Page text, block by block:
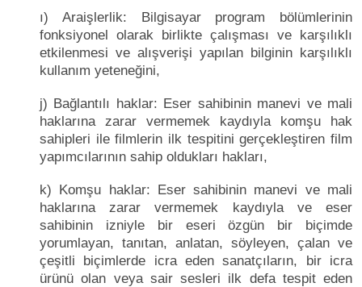
ı) Araişlerlik: Bilgisayar program bölümlerinin
fonksiyonel olarak birlikte çalışması ve karşılıklı
etkilenmesi ve alışverişi yapılan bilginin karşılıklı
kullanım yeteneğini,
j) Bağlantılı haklar: Eser sahibinin manevi ve mali
haklarına zarar vermemek kaydıyla komşu hak
sahipleri ile filmlerin ilk tespitini gerçekleştiren film
yapımcılarının sahip oldukları hakları,
k) Komşu haklar: Eser sahibinin manevi ve mali
haklarına zarar vermemek kaydıyla ve eser
sahibinin izniyle bir eseri özgün bir biçimde
yorumlayan, tanıtan, anlatan, söyleyen, çalan ve
çeşitli biçimlerde icra eden sanatçıların, bir icra
ürünü olan veya sair sesleri ilk defa tespit eden